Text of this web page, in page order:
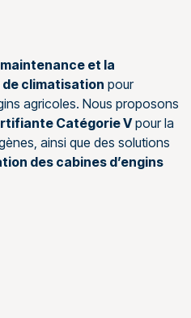
maintenance et la
climatisation pour
agricoles. Nous proposons
Catégorie Vpour la
ainsi que des solutions
des cabines d’engins